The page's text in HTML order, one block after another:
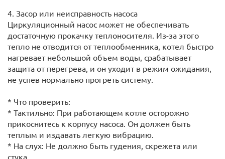
4. Засор или неисправность насоса
Циркуляционный насос может не обеспечивать
достаточную прокачку теплоносителя. Из-за этого
тепло не отводится от теплообменника, котел быстро
нагревает небольшой объем воды, срабатывает
защита от перегрева, и он уходит в режим ожидания,
не успев нормально прогреть систему.
* Что проверить:
* Тактильно: При работающем котле осторожно
прикоснитесь к корпусу насоса. Он должен быть
теплым и издавать легкую вибрацию.
* На слух: Не должно быть гудения, скрежета или
стука.